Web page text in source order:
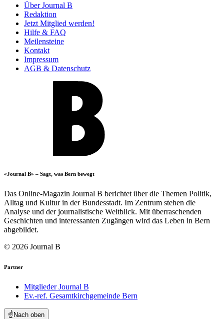
Über Journal B
Redaktion
Jetzt Mitglied werden!
Hilfe & FAQ
Meilensteine
Kontakt
Impressum
AGB & Datenschutz
«Journal B» – Sagt, was Bern bewegt
Das Online-Magazin Journal B berichtet über die Themen Politik,
Alltag und Kultur in der Bundesstadt. Im Zentrum stehen die
Analyse und der journalistische Weitblick. Mit überraschenden
Geschichten und interessanten Zugängen wird das Leben in Bern
abgebildet.
© 2026 Journal B
Partner
Mitglieder Journal B
Ev.-ref. Gesamtkirchgemeinde Bern
☝️Nach oben